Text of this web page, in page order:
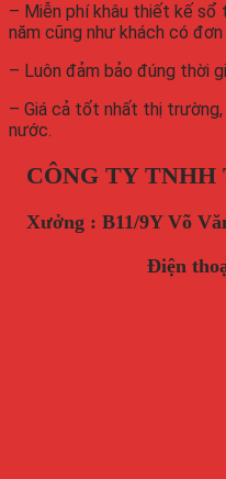
– Miễn phí khâu thiết kế sổ
năm cũng như khách có
– Luôn đảm bảo đúng thời
– Giá cả tốt nhất thị
nước.
CÔNG TY
Xưởng : B11/9Y Võ
Điện